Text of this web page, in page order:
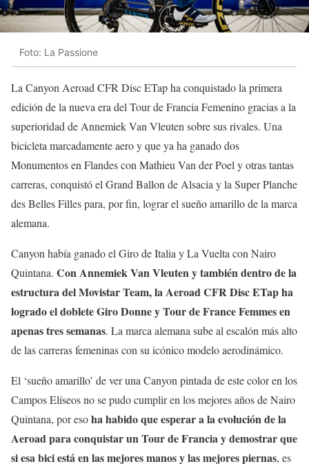
Foto: La Passione
La Canyon Aeroad CFR Disc ETap ha conquistado la primera
edición de la nueva era del Tour de Francia Femenino gracias a la
superioridad de Annemiek Van Vleuten sobre sus rivales. Una
bicicleta marcadamente aero y que ya ha ganado dos
Monumentos en Flandes con Mathieu Van der Poel y otras tantas
carreras, conquistó el Grand Ballon de Alsacia y la Super Planche
des Belles Filles para, por fin, lograr el sueño amarillo de la marca
alemana.
Canyon había ganado el Giro de Italia y La Vuelta con Nairo
Quintana. Con Annemiek Van Vleuten y también dentro de la
estructura del Movistar Team, la Aeroad CFR Disc ETap ha
logrado el doblete Giro Donne y Tour de France Femmes en
apenas tres semanas. La marca alemana sube al escalón más alto
de las carreras femeninas con su icónico modelo aerodinámico.
El ‘sueño amarillo’ de ver una Canyon pintada de este color en los
Campos Elíseos no se pudo cumplir en los mejores años de Nairo
Quintana, por esoha habido que esperar a la evolución de la
Aeroad para conquistar un Tour de Francia y demostrar que
si esa bici está en las mejores manos y las mejores piernas, es